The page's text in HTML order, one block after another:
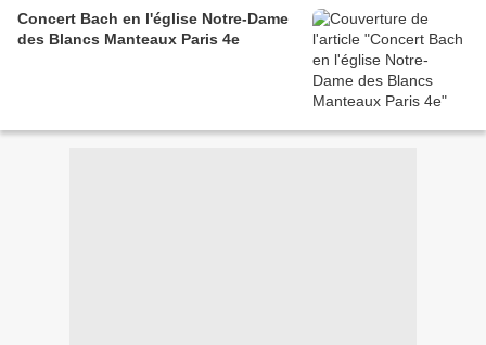
Concert Bach en l'église Notre-Dame
des Blancs Manteaux Paris 4e